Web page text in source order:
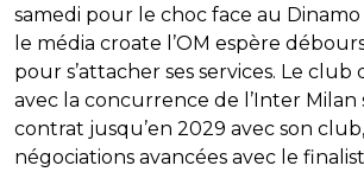
samedi pour le choc face au
le média croate l’OM espère
pour s’attacher ses services. Le
avec la concurrence de l’Inter Milan
contrat jusqu’en 2029 avec son
négociations avancées avec le